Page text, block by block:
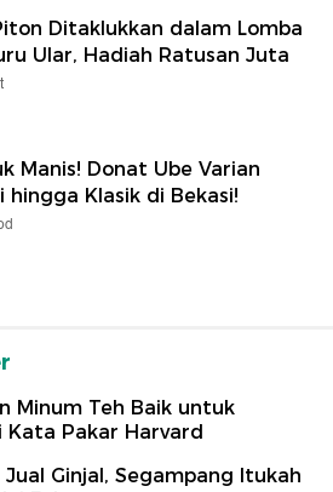
Ditaklukkan dalam Lomba
Ular, Hadiah Ratusan Juta
Manis! Donat Ube Varian
hingga Klasik di Bekasi!
Minum Teh Baik untuk
Kata Pakar Harvard
Ginjal, Segampang Itukah